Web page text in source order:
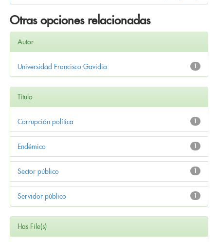
Otras opciones relacionadas
Autor
1
Universidad Francisco Gavidia
Título
1
Corrupción política
1
Endémico
1
Sector público
1
Servidor público
Has File(s)